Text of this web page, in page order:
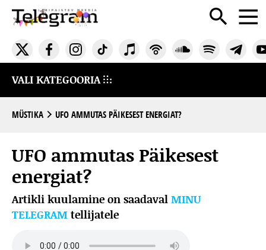
VALI KATEGOORIA
MÜSTIKA UFO AMMUTAS PÄIKESEST ENERGIAT?
UFO ammutas Päikesest
energiat?
Artikli kuulamine on saadaval MINU
TELEGRAM tellijatele